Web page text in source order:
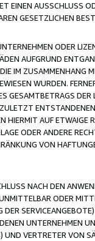
EINEN AUSSCHLUSS
GESETZLICHEN
ODER
AUFGRUND
IM ZUSAMMENHANG
WURDEN.
GESAMTBETRAGS
HIERMIT AUF
ODER ANDERE
VON
NACH DEN
ODER
UNTERNEHMEN
UND VERTRETER VON